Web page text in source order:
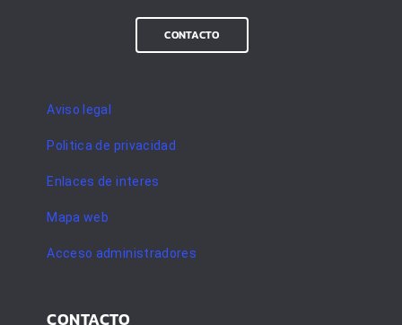
CONTACTO
Aviso legal
Politica de privacidad
Enlaces de interes
Mapa web
Acceso administradores
CONTACTO